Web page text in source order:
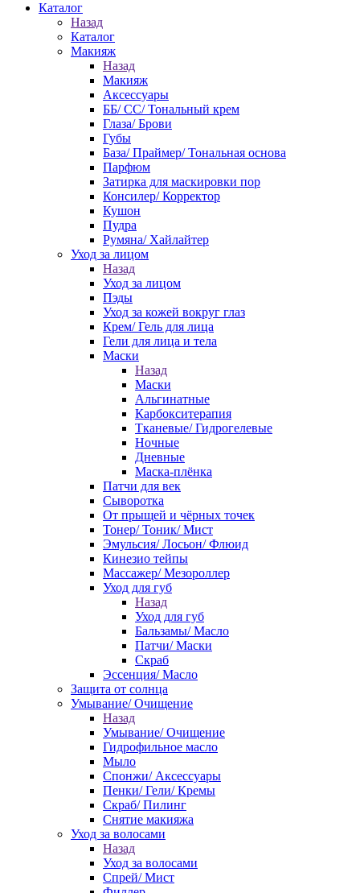
Каталог
Назад
Каталог
Макияж
Назад
Макияж
Аксессуары
ББ/ СС/ Тональный крем
Глаза/ Брови
Губы
База/ Праймер/ Тональная основа
Парфюм
Затирка для маскировки пор
Консилер/ Корректор
Кушон
Пудра
Румяна/ Хайлайтер
Уход за лицом
Назад
Уход за лицом
Пэды
Уход за кожей вокруг глаз
Крем/ Гель для лица
Гели для лица и тела
Маски
Назад
Маски
Альгинатные
Карбокситерапия
Тканевые/ Гидрогелевые
Ночные
Дневные
Маска-плёнка
Патчи для век
Сыворотка
От прыщей и чёрных точек
Тонер/ Тоник/ Мист
Эмульсия/ Лосьон/ Флюид
Кинезио тейпы
Массажер/ Мезороллер
Уход для губ
Назад
Уход для губ
Бальзамы/ Масло
Патчи/ Маски
Скраб
Эссенция/ Масло
Защита от солнца
Умывание/ Очищение
Назад
Умывание/ Очищение
Гидрофильное масло
Мыло
Спонжи/ Аксессуары
Пенки/ Гели/ Кремы
Скраб/ Пилинг
Снятие макияжа
Уход за волосами
Назад
Уход за волосами
Спрей/ Мист